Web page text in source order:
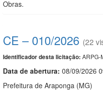
Obras.
CE – 010/2026 (22
Identificador desta licitação: ARPG-
Data de abertura: 08/09/2026
Prefeitura de Araponga (MG)